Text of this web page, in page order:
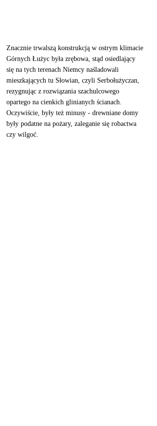
Znacznie trwalszą konstrukcją w ostrym klimacie
Górnych Łużyc była zrębowa, stąd osiedlający
się na tych terenach Niemcy naśladowali
mieszkających tu Słowian, czyli Serbołużyczan,
rezygnując z rozwiązania szachulcowego
opartego na cienkich glinianych ścianach.
Oczywiście, były też minusy - drewniane domy
były podatne na pożary, zaleganie się robactwa
czy wilgoć.